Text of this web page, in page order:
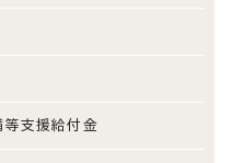
支援給付金